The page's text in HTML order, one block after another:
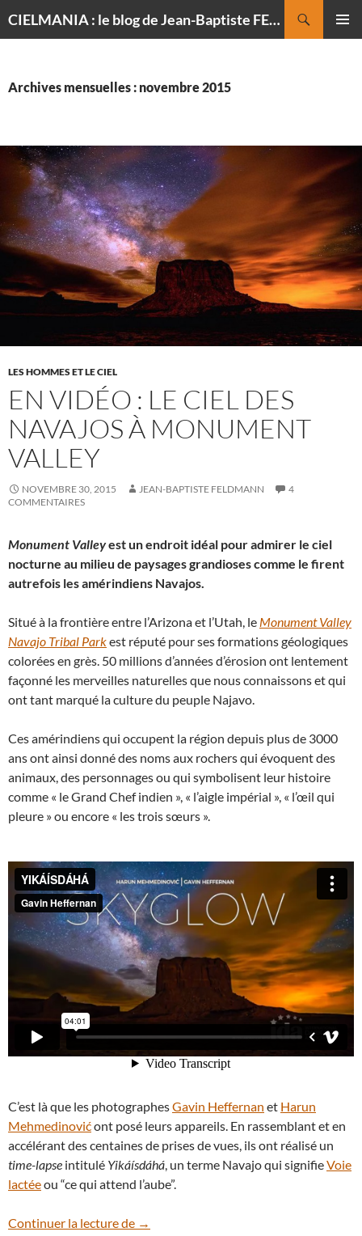
CIELMANIA : le blog de Jean-Baptiste FELDMANN, photographe du ciel
Archives mensuelles : novembre 2015
LES HOMMES ET LE CIEL
EN VIDÉO : LE CIEL DES
NAVAJOS À MONUMENT
VALLEY
NOVEMBRE 30, 2015 JEAN-BAPTISTE FELDMANN
4
COMMENTAIRES
Monument Valleyest un endroit idéal pour admirer le ciel
nocturne au milieu de paysages grandioses comme le firent
autrefois les amérindiens Navajos.
Situé à la frontière entre l’Arizona et l’Utah, le Monument Valley
Navajo Tribal Parkest réputé pour ses formations géologiques
colorées en grès. 50 millions d’années d’érosion ont lentement
façonné les merveilles naturelles que nous connaissons et qui
ont tant marqué la culture du peuple Najavo.
Ces amérindiens qui occupent la région depuis plus de 3000
ans ont ainsi donné des noms aux rochers qui évoquent des
animaux, des personnages ou qui symbolisent leur histoire
comme « le Grand Chef indien », « l’aigle impérial », « l’œil qui
pleure » ou encore « les trois sœurs ».
C’est là que les photographesGavin Heffernan et Harun
Mehmedinovićont posé leurs appareils. En rassemblant et en
accélérant des centaines de prises de vues, ils ont réalisé un
time-lapse intitulé Yikáísdáhá, un terme Navajo qui signifieVoie
lactéeou “ce qui attend l’aube”.
Continuer la lecture de En vidéo : le ciel des Navajos à
→